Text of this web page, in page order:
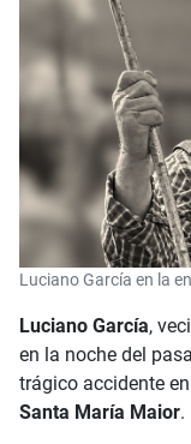
Luciano García en la
Luciano García,
en la noche del
trágico accidente
Santa María Maior.